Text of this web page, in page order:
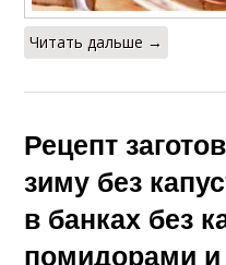
Читать дальше →
Рецепт
зиму без
в банках без
помидорами